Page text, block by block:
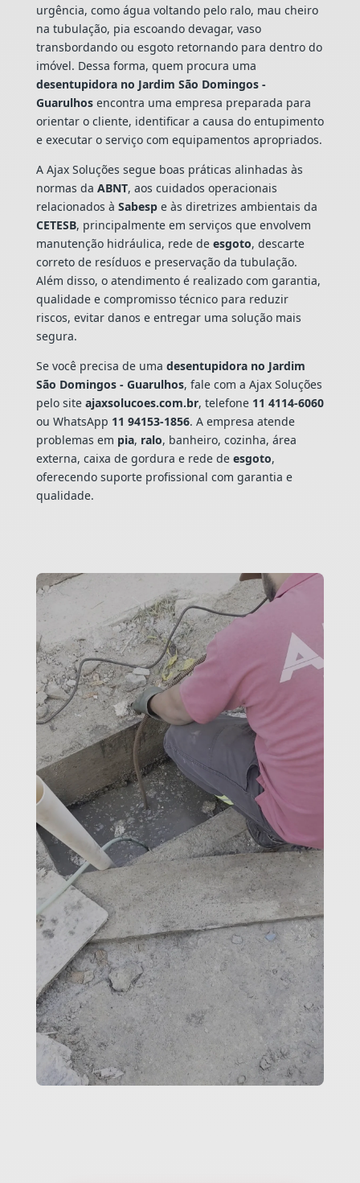
urgência, como água voltando pelo ralo, mau cheiro
na tubulação, pia escoando devagar, vaso
transbordando ou esgoto retornando para dentro do
imóvel. Dessa forma, quem procura uma
desentupidora no Jardim São Domingos -
Guarulhosencontra uma empresa preparada para
orientar o cliente, identificar a causa do entupimento
e executar o serviço com equipamentos apropriados.
A Ajax Soluções segue boas práticas alinhadas às
normas da ABNT, aos cuidados operacionais
relacionados à Sabespe às diretrizes ambientais da
CETESB, principalmente em serviços que envolvem
manutenção hidráulica, rede de esgoto, descarte
correto de resíduos e preservação da tubulação.
Além disso, o atendimento é realizado com garantia,
qualidade e compromisso técnico para reduzir
riscos, evitar danos e entregar uma solução mais
segura.
Se você precisa de uma desentupidora no Jardim
São Domingos - Guarulhos, fale com a Ajax Soluções
pelo site ajaxsolucoes.com.br, telefone 11 4114-6060
ou WhatsApp 11 94153-1856. A empresa atende
problemas em pia, ralo, banheiro, cozinha, área
externa, caixa de gordura e rede de esgoto,
oferecendo suporte profissional com garantia e
qualidade.